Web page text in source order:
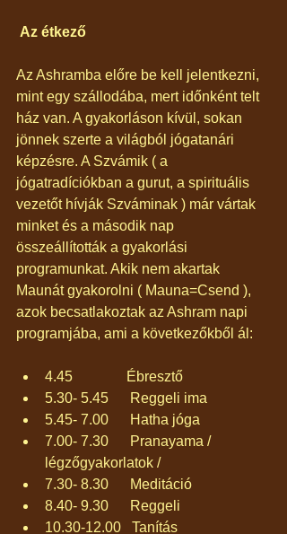
Az étkező
Az Ashramba előre be kell jelentkezni,
mint egy szállodába, mert időnként telt
ház van. A gyakorláson kívül, sokan
jönnek szerte a világból jógatanári
képzésre. A Szvámik ( a
jógatradíciókban a gurut, a spirituális
vezetőt hívják Szváminak ) már vártak
minket és a második nap
összeállították a gyakorlási
programunkat. Akik nem akartak
Maunát gyakorolni ( Mauna=Csend ),
azok becsatlakoztak az Ashram napi
programjába, ami a következőkből ál:
4.45               Ébresztő
5.30- 5.45      Reggeli ima
5.45- 7.00      Hatha jóga
7.00- 7.30      Pranayama /
légzőgyakorlatok /
7.30- 8.30      Meditáció
8.40- 9.30      Reggeli
10.30-12.00   Tanítás